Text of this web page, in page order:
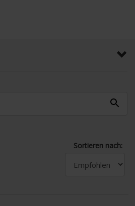
Sortieren nach: